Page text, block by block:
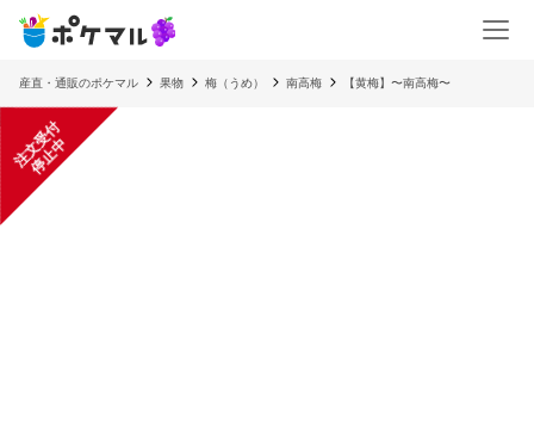
産直・通販のポケマル 果物 梅（うめ） 南高梅 【黄梅】〜南高梅〜
注
文
受
付
停
止
中